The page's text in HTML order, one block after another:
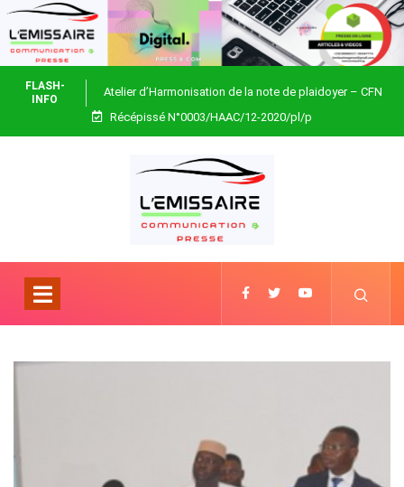
FLASH-
INFO
Atelier d’Harmonisation de la note de plaidoyer – CFN
Togo
Récépissé N°0003/HAAC/12-2020/pl/p